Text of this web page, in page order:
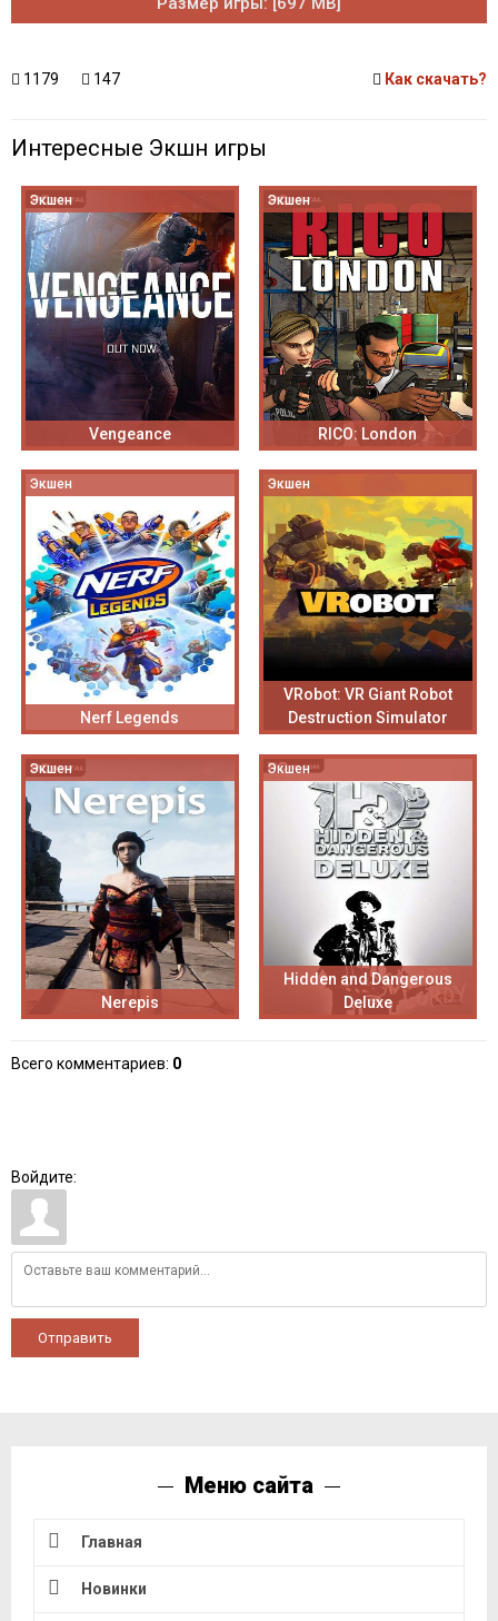
1179 147 Как скачать?
Интересные Экшн игры
Экшен
Vengeance
Экшен
RICO: London
Экшен
Nerf Legends
Экшен
VRobot: VR Giant Robot
Destruction Simulator
Экшен
Nerepis
Экшен
Hidden and Dangerous
Deluxe
Всего комментариев: 0
Войдите:
Отправить
Меню сайта
Главная
Новинки